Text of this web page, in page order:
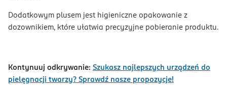
Dodatkowym plusem jest higieniczne opakowanie z
dozownikiem, które ułatwia precyzyjne pobieranie produktu.
Kontynuuj odkrywanie: Szukasz najlepszych urządzeń do
pielęgnacji twarzy? Sprawdź nasze propozycje!